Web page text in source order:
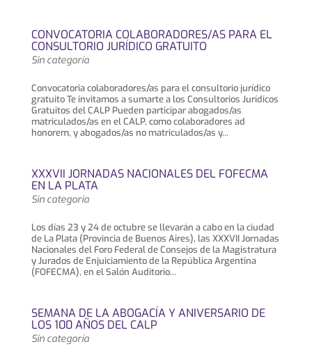
CONVOCATORIA COLABORADORES/AS PARA EL
CONSULTORIO JURÍDICO GRATUITO
Sin categoría
Convocatoria colaboradores/as para el consultorio jurídico
gratuito Te invitamos a sumarte a los Consultorios Jurídicos
Gratuitos del CALP Pueden participar abogados/as
matriculados/as en el CALP, como colaboradores ad
honorem, y abogados/as no matriculados/as y...
XXXVII JORNADAS NACIONALES DEL FOFECMA
EN LA PLATA
Sin categoría
Los días 23 y 24 de octubre se llevarán a cabo en la ciudad
de La Plata (Provincia de Buenos Aires), las XXXVII Jornadas
Nacionales del Foro Federal de Consejos de la Magistratura
y Jurados de Enjuiciamiento de la República Argentina
(FOFECMA), en el Salón Auditorio...
SEMANA DE LA ABOGACÍA Y ANIVERSARIO DE
LOS 100 AÑOS DEL CALP
Sin categoría